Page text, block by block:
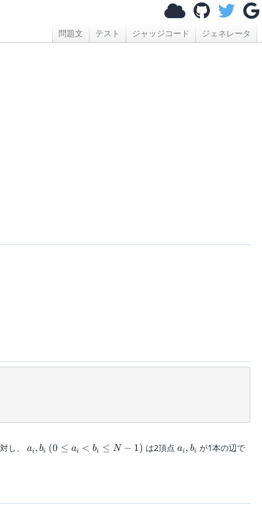
問題文 テスト ジャッジコード ジェネレータ
し、 a_i,
ai , bi (0
\le
(0 ≤ ai < bi ≤ N − 1) は2頂点 a_i,
ai, bi が1本の辺で